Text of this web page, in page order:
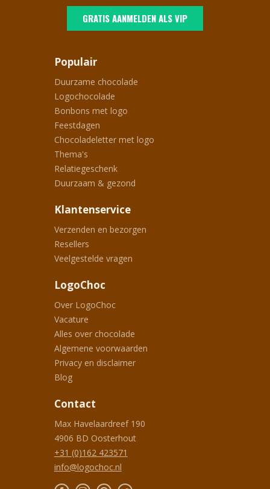
GRATIS AANMELDEN ALS VIP
Populair
Duurzame chocolade
Logochocolade
Bonbons met logo
Feestdagen
Chocoladeletter met logo
Thema's
Relatiegeschenk
Duurzaam & gezond
Klantenservice
Verzenden en bezorgen
Resellers
Veelgestelde vragen
LogoChoc
Over LogoChoc
Vacature
Alles over chocolade
Algemene voorwaarden
Privacy en disclaimer
Blog
Contact
Max Havelaardreef 190
4906 BD Oosterhout
+31 (0)162 423571
info@logochoc.nl